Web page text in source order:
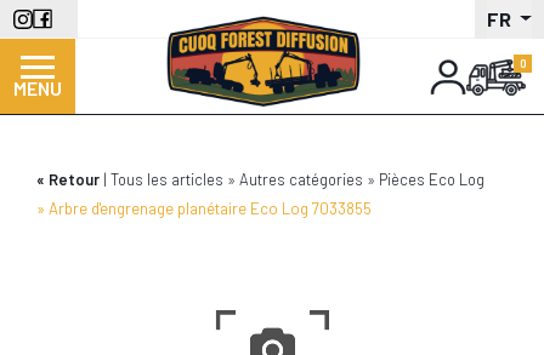
Aller
au
contenu
principal
FR
MENU
Retour Tous les articles Autres catégories
Pièces Eco Log
Arbre d'engrenage planétaire Eco Log 7033855